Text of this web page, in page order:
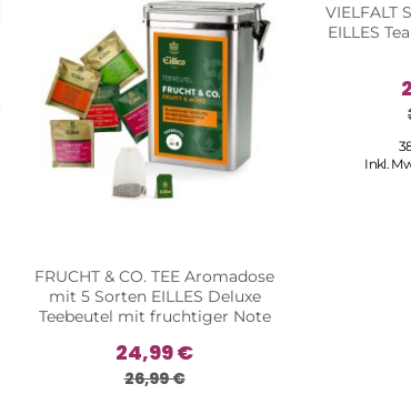
FRUCHT & CO. TEE Aromadose
mit 5 Sorten EILLES Deluxe
Teebeutel mit fruchtiger Note
24,99 €
26,99 €
VIELFALT
EILLES
Inkl.